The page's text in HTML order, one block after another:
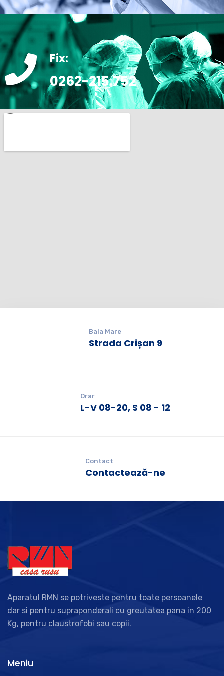
Fix:
0262-215.752
Baia Mare
Strada Crișan 9
Orar
L-V 08-20, S 08 - 12
Contact
Contactează-ne
Aparatul RMN se potriveste pentru toate persoanele
dar si pentru supraponderali cu greutatea pana in 200
Kg, pentru claustrofobi sau copii.
Meniu